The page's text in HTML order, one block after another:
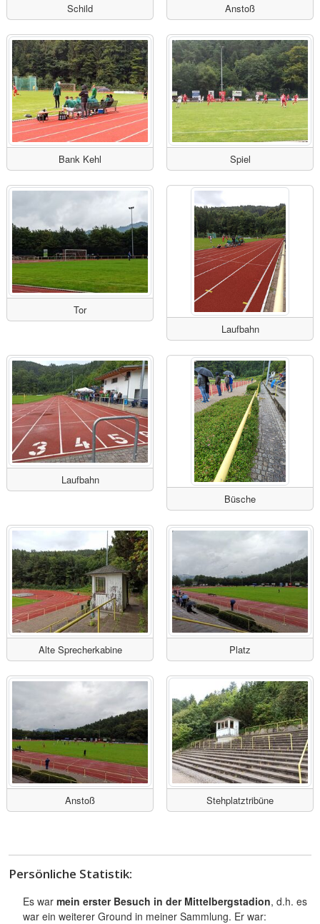
Schild Anstoß
Bank Kehl Spiel
Tor
Laufbahn
Laufbahn
Büsche
Alte Sprecherkabine Platz
Anstoß Stehplatztribüne
Persönliche Statistik:
Es war mein erster Besuch in der Mittelbergstadion, d.h. es
war ein weiterer Ground in meiner Sammlung. Er war: